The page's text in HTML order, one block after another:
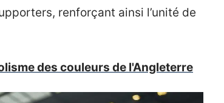
renforçant ainsi l’unité de
des couleurs de l'Angleterre